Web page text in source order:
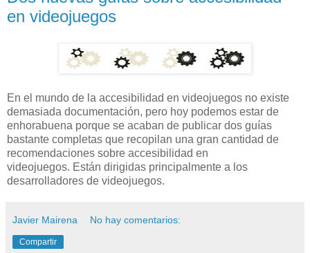
en videojuegos
En el mundo de la accesibilidad en videojuegos no existe
demasiada documentación, pero hoy podemos estar de
enhorabuena porque se acaban de publicar dos guías
bastante completas que recopilan una gran cantidad de
recomendaciones sobre accesibilidad en
videojuegos. Están dirigidas principalmente a los
desarrolladores de videojuegos.
Javier Mairena No hay comentarios:
Compartir